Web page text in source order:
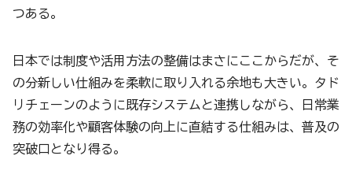
つある。
日本では制度や活用方法の整備はまさにここからだが、そ
の分新しい仕組みを柔軟に取り入れる余地も大きい。タド
リチェーンのように既存システムと連携しながら、日常業
務の効率化や顧客体験の向上に直結する仕組みは、普及の
突破口となり得る。